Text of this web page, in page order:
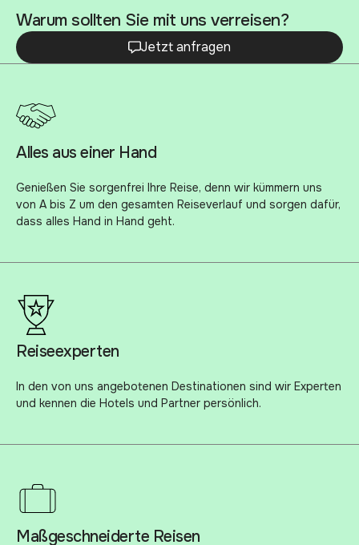
Warum sollten Sie mit uns verreisen?
Jetzt anfragen
Alles aus einer Hand
Genießen Sie sorgenfrei Ihre Reise, denn wir kümmern uns
von A bis Z um den gesamten Reiseverlauf und sorgen dafür,
dass alles Hand in Hand geht.
Reiseexperten
In den von uns angebotenen Destinationen sind wir Experten
und kennen die Hotels und Partner persönlich.
Maßgeschneiderte Reisen